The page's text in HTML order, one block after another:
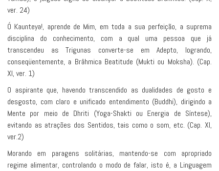
ver. 24)
Ó Kaunteya!, aprende de Mim, em toda a sua perfeição, a suprema
disciplina do conhecimento, com a qual uma pessoa que já
transcendeu as Trigunas converte-se em Adepto, logrando,
conseqüentemente, a Brâhmica Beatitude (Mukti ou Moksha). (Cap.
XI, ver. 1)
O aspirante que, havendo transcendido as dualidades de gosto e
desgosto, com claro e unificado entendimento (Buddhi), dirigindo a
Mente por meio de Dhriti (Yoga-Shakti ou Energia de Síntese),
evitando as atrações dos Sentidos, tais como o som, etc. (Cap. XI,
ver.2)
Morando em paragens solitárias, mantendo-se com apropriado
regime alimentar, controlando o modo de falar, isto é, a Linguagem